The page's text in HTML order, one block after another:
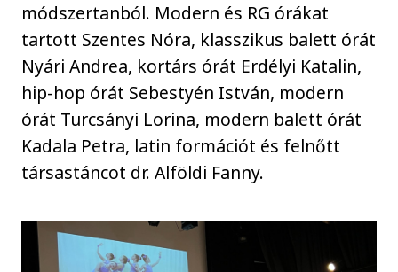
módszertanból. Modern és RG órákat
tartott Szentes Nóra, klasszikus balett órát
Nyári Andrea, kortárs órát Erdélyi Katalin,
hip-hop órát Sebestyén István, modern
órát Turcsányi Lorina, modern balett órát
Kadala Petra, latin formációt és felnőtt
társastáncot dr. Alföldi Fanny.